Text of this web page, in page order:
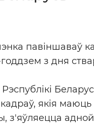
павіншаваў
з дня
якія
з'яўляецца